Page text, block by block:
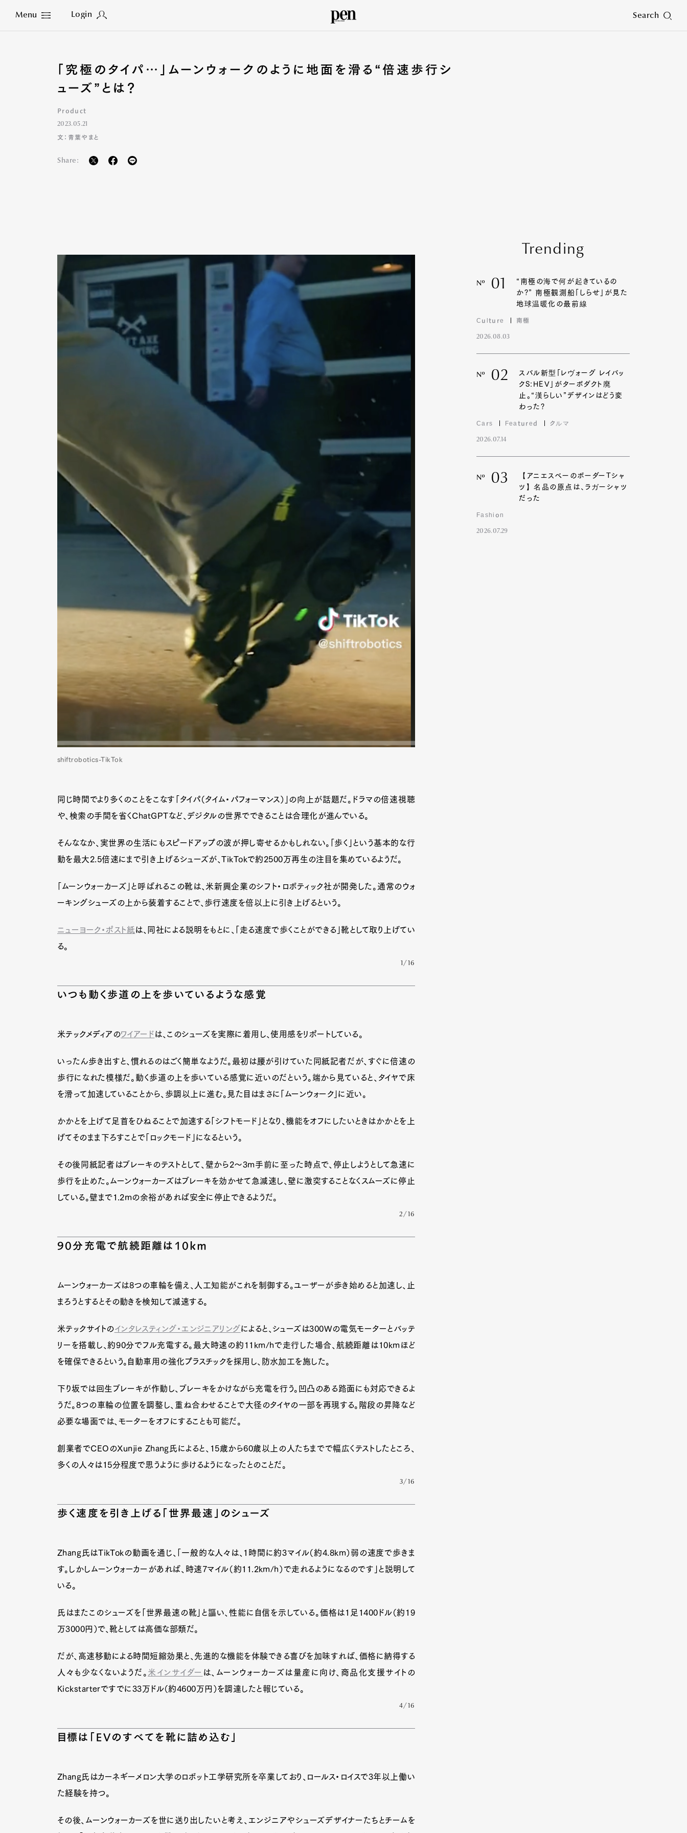
Menu Login Search
Close
Art&Design Watch
Gourmet
Cars Product
Culture
「究極のタイパ‏…」ムーンウォークのように地面を滑る“倍速歩行シ
ューズ”とは？
Product
2023.05.21
文：青葉やまと
Share:
shiftrobotics-TikTok
同じ時間でより多くのことをこなす「タイパ（タイム・パフォーマンス）」の向上が話題だ。ドラマの倍速視聴
や、検索の手間を省くChatGPTなど、デジタルの世界でできることは合理化が進んでいる。
そんななか、実世界の生活にもスピードアップの波が押し寄せるかもしれない。「歩く」という基本的な行
動を最大2.5倍速にまで引き上げるシューズが、TikTokで約2500万再生の注目を集めているようだ。
「ムーンウォーカーズ」と呼ばれるこの靴は、米新興企業のシフト・ロボティック社が開発した。通常のウォ
ーキングシューズの上から装着することで、歩行速度を倍以上に引き上げるという。
ニューヨーク・ポスト紙は、同社による説明をもとに、「走る速度で歩くことができる」靴として取り上げてい
る。
1/16
いつも動く歩道の上を歩いているような感覚
米テックメディアのワイアードは、このシューズを実際に着用し、使用感をリポートしている。
いったん歩き出すと、慣れるのはごく簡単なようだ。最初は腰が引けていた同紙記者だが、すぐに倍速の
歩行になれた模様だ。動く歩道の上を歩いている感覚に近いのだという。端から見ていると、タイヤで床
を滑って加速していることから、歩調以上に進む。見た目はまさに「ムーンウォーク」に近い。
かかとを上げて足首をひねることで加速する「シフトモード」となり、機能をオフにしたいときはかかとを上
げてそのまま下ろすことで「ロックモード」になるという。
その後同紙記者はブレーキのテストとして、壁から2〜3m手前に至った時点で、停止しようとして急速に
歩行を止めた。ムーンウォーカーズはブレーキを効かせて急減速し、壁に激突することなくスムーズに停止
している。壁まで1.2mの余裕があれば安全に停止できるようだ。
2/16
90分充電で航続距離は10km
ムーンウォーカーズは8つの車輪を備え、人工知能がこれを制御する。ユーザーが歩き始めると加速し、止
まろうとするとその動きを検知して減速する。
米テックサイトのインタレスティング・エンジニアリング によると、シューズは300Wの電気モーターとバッテ
リーを搭載し、約90分でフル充電する。最大時速の約11km/hで走行した場合、航続距離は10kmほど
を確保できるという。自動車用の強化プラスチックを採用し、防水加工を施した。
下り坂では回生ブレーキが作動し、ブレーキをかけながら充電を行う。凹凸のある路面にも対応できるよ
うだ。8つの車輪の位置を調整し、重ね合わせることで大径のタイヤの一部を再現する。階段の昇降など
必要な場面では、モーターをオフにすることも可能だ。
創業者でCEOのXunjie Zhang氏によると、15歳から60歳以上の人たちまでで幅広くテストしたところ、
多くの人々は15分程度で思うように歩けるようになったとのことだ。
3/16
歩く速度を引き上げる「世界最速」のシューズ
Zhang氏はTikTokの動画を通じ、「一般的な人々は、1時間に約3マイル（約4.8km）弱の速度で歩きま
す。しかしムーンウォーカーがあれば、時速7マイル（約11.2km/h）で走れるようになるのです」と説明して
いる。
氏はまたこのシューズを「世界最速の靴」と謳い、性能に自信を示している。価格は1足1400ドル（約19
万3000円）で、靴としては高価な部類だ。
だが、高速移動による時間短縮効果と、先進的な機能を体験できる喜びを加味すれば、価格に納得する
人々も少なくないようだ。 米インサイダー は、ムーンウォーカーズは量産に向け、商品化支援サイトの
Kickstarterですでに33万ドル（約4600万円）を調達したと報じている。
4/16
目標は「EVのすべてを靴に詰め込む」
Zhang氏はカーネギーメロン大学のロボット工学研究所を卒業しており、ロールス・ロイスで3年以上働い
た経験を持つ。
その後、ムーンウォーカーズを世に送り出したいと考え、エンジニアやシューズデザイナーたちとチームを
Trending
Nº 01
“南極の海で何が起きているの
か?” 南極観測船「しらせ」が見た
地球温暖化の最前線
Culture 南極
2026.08.03
Nº 02
スバル新型「レヴォーグ レイバッ
クS:HEV」がターボダクト廃
止。“漢らしい”デザインはどう変
わった?
Cars Featured クルマ
2026.07.14
Nº 03
【アニエスベーのボーダーTシャ
ツ】名品の原点は、ラガーシャツ
だった
Fashion
2026.07.29